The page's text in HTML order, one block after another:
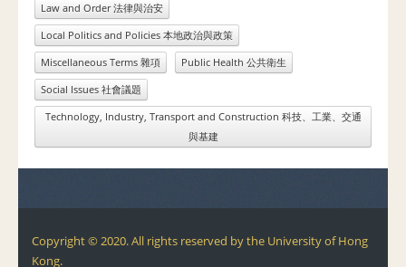
Law and Order 法律與治安
Local Politics and Policies 本地政治與政策
Miscellaneous Terms 雜項
Public Health 公共衛生
Social Issues 社會議題
Technology, Industry, Transport and Construction 科技、工業、交通
與基建
Copyright © 2020. All rights reserved by the University of Hong
Kong.